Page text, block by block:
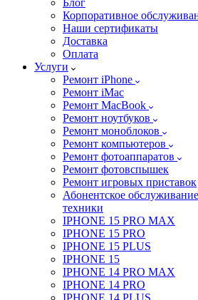
Блог
Корпоративное
Наши сертификаты
Доставка
Оплата
Услуги
Ремонт iPhone
Ремонт iMac
Ремонт MacBook
Ремонт ноутбуков
Ремонт моноблоков
Ремонт компьютеров
Ремонт фотоаппаратов
Ремонт фотовспышек
Ремонт игровых приставок
Абонентское
техники
IPHONE 15 PRO MAX
IPHONE 15 PRO
IPHONE 15 PLUS
IPHONE 15
IPHONE 14 PRO MAX
IPHONE 14 PRO
IPHONE 14 PLUS